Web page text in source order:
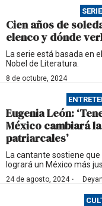
Cien años de
elenco y dónde
La serie está basada en
Nobel de Literatura.
8 de octubre, 2024
Eugenia León:
México cambiará
patriarcales’
La cantante sostiene
logrará un México más
24 de agosto, 2024·